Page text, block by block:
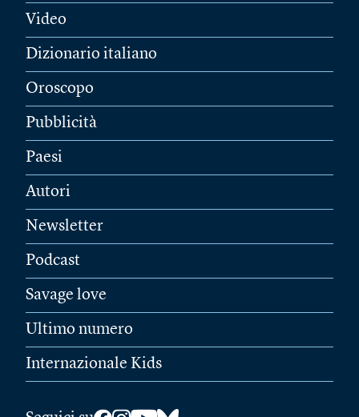
Video
Dizionario italiano
Oroscopo
Pubblicità
Paesi
Autori
Newsletter
Podcast
Savage love
Ultimo numero
Internazionale Kids